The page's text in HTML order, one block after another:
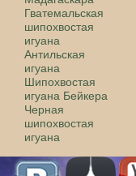
Гватемальская
шипохвостая
игуана
Антильская
игуана
Шипохвостая
игуана Бейкера
Черная
шипохвостая
игуана